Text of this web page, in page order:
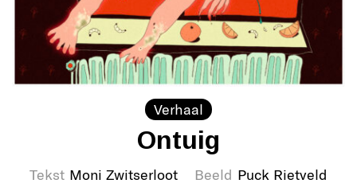
Verhaal
Ontuig
Tekst Moni Zwitserloot Beeld Puck Rietveld